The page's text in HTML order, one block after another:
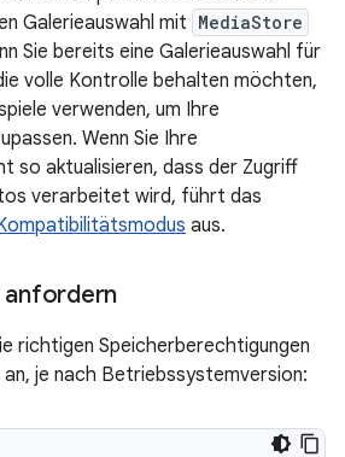
Galerieauswahl mit MediaStore
Sie bereits eine Galerieauswahl für
volle Kontrolle behalten möchten,
verwenden, um Ihre
Wenn Sie Ihre
so aktualisieren, dass der Zugriff
verarbeitet wird, führt das
aus.
anfordern
richtigen Speicherberechtigungen
je nach Betriebssystemversion: